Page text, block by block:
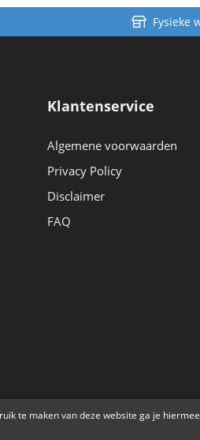
Fysieke
Klantenservice
Algemene voorwaarden
Privacy Policy
Disclaimer
FAQ
te maken van deze website ga je hiermee